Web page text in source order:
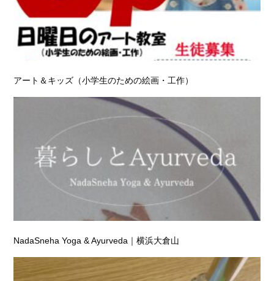
アート＆キッズ（小学生のための絵画・工作）
NadaSneha Yoga & Ayurveda｜横浜大倉山